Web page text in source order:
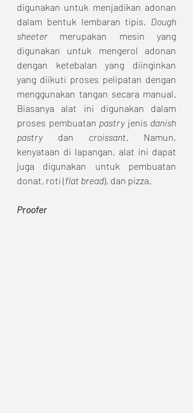
digunakan untuk menjadikan adonan
dalam bentuk lembaran tipis. Dough
sheeter merupakan mesin yang
digunakan untuk mengerol adonan
dengan ketebalan yang diinginkan
yang diikuti proses pelipatan dengan
menggunakan tangan secara manual.
Biasanya alat ini digunakan dalam
proses pembuatan pastry jenis danish
pastry dan croissant. Namun,
kenyataan di lapangan, alat ini dapat
juga digunakan untuk pembuatan
donat, roti (flat bread), dan pizza.
Proofer